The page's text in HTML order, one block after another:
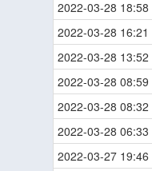
2022-03-28 18:58
2022-03-28 16:21
2022-03-28 13:52
2022-03-28 08:59
2022-03-28 08:32
2022-03-28 06:33
2022-03-27 19:46